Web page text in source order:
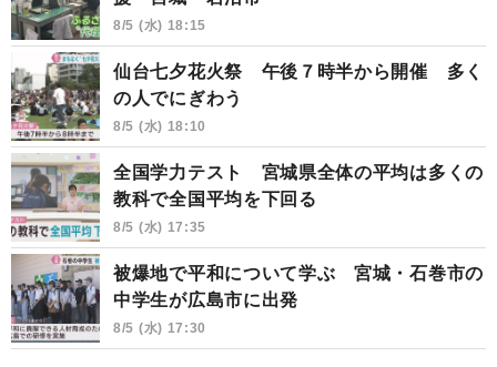
8/5 (水) 18:15
仙台七夕花火祭 午後７時半から開催 多く
の人でにぎわう
8/5 (水) 18:10
全国学力テスト 宮城県全体の平均は多くの
教科で全国平均を下回る
8/5 (水) 17:35
被爆地で平和について学ぶ 宮城・石巻市の
中学生が広島市に出発
8/5 (水) 17:30